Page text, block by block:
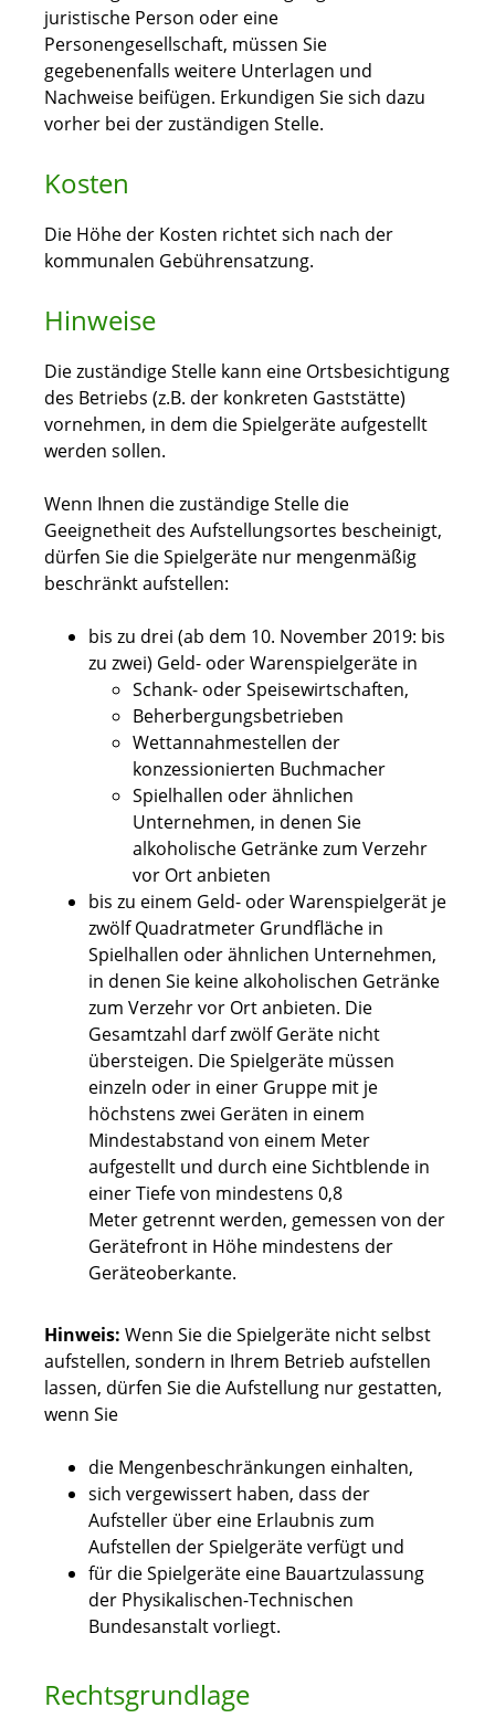
juristische Person oder eine
Personengesellschaft, müssen Sie
gegebenenfalls weitere Unterlagen und
Nachweise beifügen. Erkundigen Sie sich dazu
vorher bei der zuständigen Stelle.
Kosten
Die Höhe der Kosten richtet sich nach der
kommunalen Gebührensatzung.
Hinweise
Die zuständige Stelle kann eine Ortsbesichtigung
des Betriebs (z.B. der konkreten Gaststätte)
vornehmen, in dem die Spielgeräte aufgestellt
werden sollen.
Wenn Ihnen die zuständige Stelle die
Geeignetheit des Aufstellungsortes bescheinigt,
dürfen Sie die Spielgeräte nur mengenmäßig
beschränkt aufstellen:
bis zu drei (ab dem 10. November 2019: bis
zu zwei) Geld- oder Warenspielgeräte in
Schank- oder Speisewirtschaften,
Beherbergungsbetrieben
Wettannahmestellen der
konzessionierten Buchmacher
Spielhallen oder ähnlichen
Unternehmen, in denen Sie
alkoholische Getränke zum Verzehr
vor Ort anbieten
bis zu einem Geld- oder Warenspielgerät je
zwölf Quadratmeter Grundfläche in
Spielhallen oder ähnlichen Unternehmen,
in denen Sie keine alkoholischen Getränke
zum Verzehr vor Ort anbieten. Die
Gesamtzahl darf zwölf Geräte nicht
übersteigen. Die Spielgeräte müssen
einzeln oder in einer Gruppe mit je
höchstens zwei Geräten in einem
Mindestabstand von einem Meter
aufgestellt und durch eine Sichtblende in
einer Tiefe von mindestens 0,8
Meter getrennt werden, gemessen von der
Gerätefront in Höhe mindestens der
Geräteoberkante.
Hinweis: Wenn Sie die Spielgeräte nicht selbst
aufstellen, sondern in Ihrem Betrieb aufstellen
lassen, dürfen Sie die Aufstellung nur gestatten,
wenn Sie
die Mengenbeschränkungen einhalten,
sich vergewissert haben, dass der
Aufsteller über eine Erlaubnis zum
Aufstellen der Spielgeräte verfügt und
für die Spielgeräte eine Bauartzulassung
der Physikalischen-Technischen
Bundesanstalt vorliegt.
Rechtsgrundlage